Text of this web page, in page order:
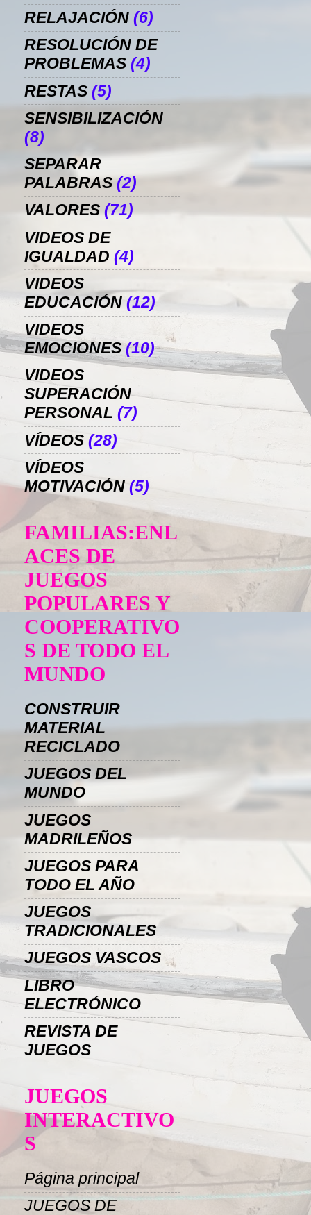
RELAJACIÓN (6)
RESOLUCIÓN DE
PROBLEMAS (4)
RESTAS (5)
SENSIBILIZACIÓN
(8)
SEPARAR
PALABRAS (2)
VALORES (71)
VIDEOS DE
IGUALDAD (4)
VIDEOS
EDUCACIÓN (12)
VIDEOS
EMOCIONES (10)
VIDEOS
SUPERACIÓN
PERSONAL (7)
VÍDEOS (28)
VÍDEOS
MOTIVACIÓN (5)
FAMILIAS:ENL
ACES DE
JUEGOS
POPULARES Y
COOPERATIVO
S DE TODO EL
MUNDO
CONSTRUIR
MATERIAL
RECICLADO
JUEGOS DEL
MUNDO
JUEGOS
MADRILEÑOS
JUEGOS PARA
TODO EL AÑO
JUEGOS
TRADICIONALES
JUEGOS VASCOS
LIBRO
ELECTRÓNICO
REVISTA DE
JUEGOS
JUEGOS
INTERACTIVO
S
Página principal
JUEGOS DE